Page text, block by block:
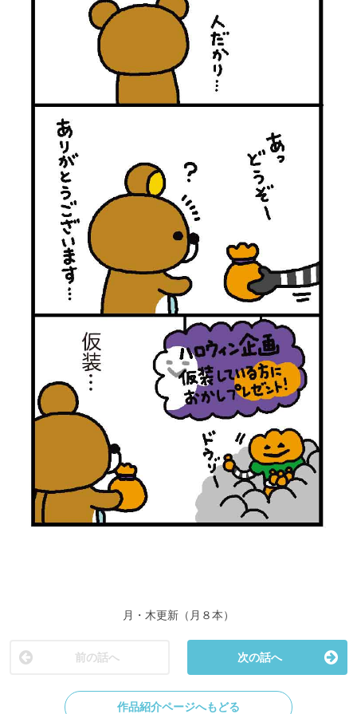
月・木更新（月８本）
前の話へ 次の話へ
作品紹介ページへもどる